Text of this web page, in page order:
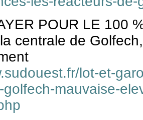
POUR LE 100
centrale de
lot-et-
mauvaise-